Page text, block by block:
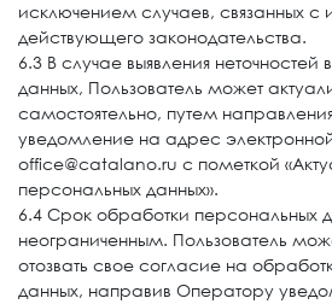
исключением случаев, связанных с
действующего законодательства.
6.3 В случае выявления неточностей
данных, Пользователь может
самостоятельно, путем
уведомление на адрес
office@catalano.ru с пометкой
персональных данных».
6.4 Срок обработки персональных
неограниченным. Пользователь
отозвать свое согласие на
данных, направив Оператору